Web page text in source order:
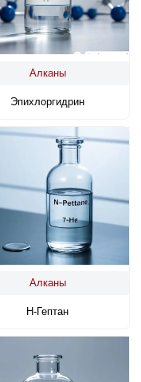
Алканы
Эпихлоргидрин
Алканы
Н-Гептан